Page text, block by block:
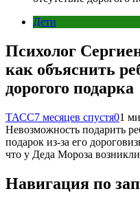
Дети
Психолог
как объяснить
дорогого подарка
ТАСС7 месяцев спустя01
Невозможность подарить
подарок из-за его
что у Деда Мороза
Навигация по